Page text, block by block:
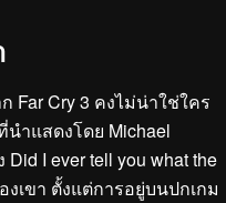
Far Cry 3 คงไม่น่าใช่ใคร
นำแสดงโดย Michael
I ever tell you what the
งเขา ตั้งแต่การอยู่บนปกเกม